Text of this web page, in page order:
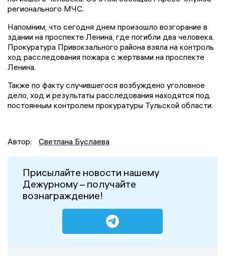
регионального МЧС.
Напомним, что сегодня днем произошло возгорание в
здании на проспекте Ленина, где погибли два человека.
Прокуратура Привокзального района взяла на контроль
ход расследования пожара с жертвами на проспекте
Ленина.
Также по факту случившегося возбуждено уголовное
дело, ход и результаты расследования находятся под
постоянным контролем прокуратуры Тульской области.
Автор: Светлана Буслаева
Присылайте новости нашему
Дежурному – получайте
вознаграждение!